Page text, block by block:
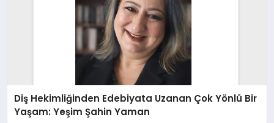
Diş Hekimliğinden Edebiyata Uzanan Çok Yönlü Bir
Yaşam: Yeşim Şahin Yaman